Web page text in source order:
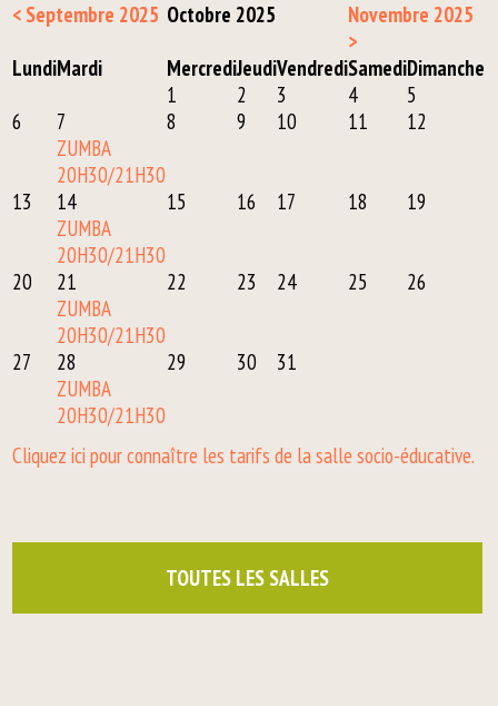
< Septembre 2025 Octobre 2025
Novembre 2025
>
LundiMardi MercrediJeudiVendrediSamediDimanche
1
2 3 4
5
6
7
ZUMBA
20H30/21H30
8 9 10 11 12
13
14
ZUMBA
20H30/21H30
15 16 17 18 19
20
21
ZUMBA
20H30/21H30
22 23 24 25 26
27
28
ZUMBA
20H30/21H30
29 30 31
Cliquez ici pour connaître les tarifs de la salle socio-éducative.
TOUTES LES SALLES